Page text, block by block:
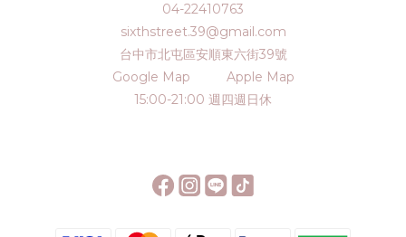
04-22410763
sixthstreet.39@gmail.com
台中市北屯區安順東六街39號
Google Map
Apple Map
15:00-21:00 週四週日休